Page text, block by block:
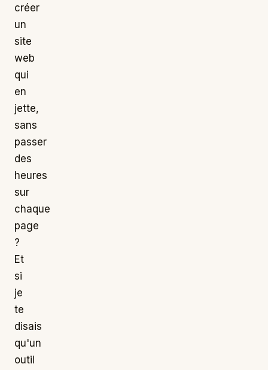
créer
un
site
web
qui
en
jette,
sans
passer
des
heures
sur
chaque
page
?
Et
si
je
te
disais
qu'un
outil